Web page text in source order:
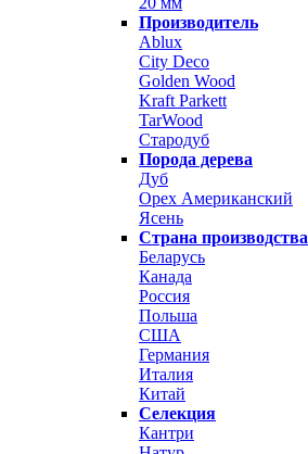
Производитель
Ablux
City Deco
Golden Wood
Kraft Parkett
TarWood
Стародуб
Порода дерева
Дуб
Орех Американский
Ясень
Страна производства
Беларусь
Канада
Россия
Польша
США
Германия
Италия
Китай
Селекция
Кантри